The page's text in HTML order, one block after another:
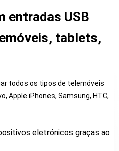
entradas USB
tablets,
todos os tipos de telemóveis
Apple iPhones, Samsung, HTC,
eletrónicos graças ao